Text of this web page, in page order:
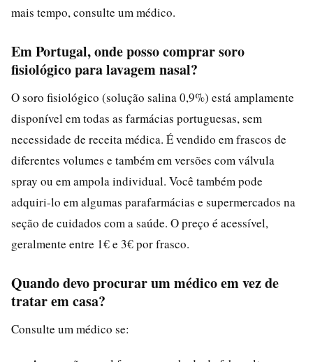
mais tempo, consulte um médico.
Em Portugal, onde posso comprar soro
fisiológico para lavagem nasal?
O soro fisiológico (solução salina 0,9%) está amplamente
disponível em todas as farmácias portuguesas, sem
necessidade de receita médica. É vendido em frascos de
diferentes volumes e também em versões com válvula
spray ou em ampola individual. Você também pode
adquiri-lo em algumas parafarmácias e supermercados na
seção de cuidados com a saúde. O preço é acessível,
geralmente entre 1€ e 3€ por frasco.
Quando devo procurar um médico em vez de
tratar em casa?
Consulte um médico se: